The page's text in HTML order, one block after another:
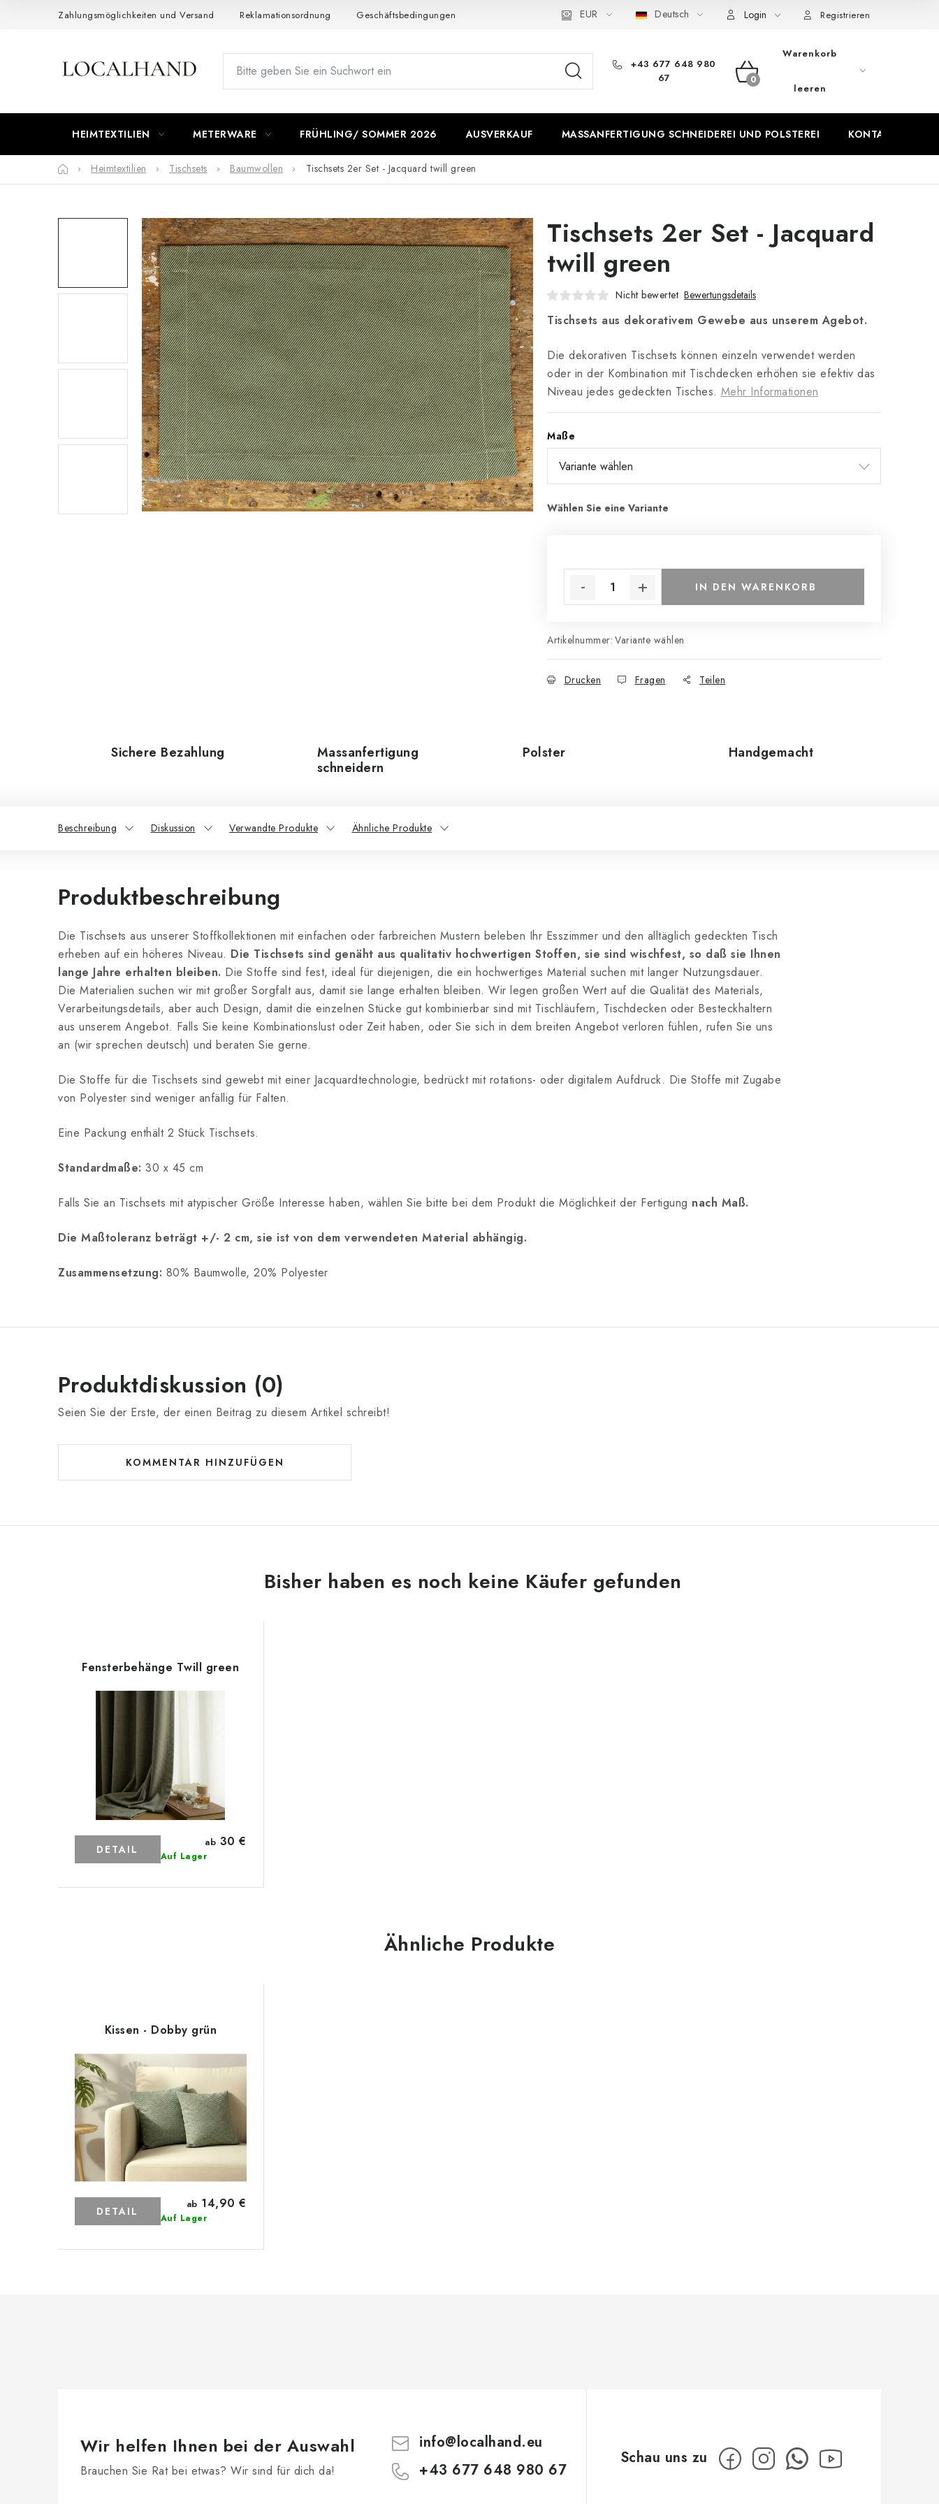
Zahlungsmöglichkeiten und Versand Reklamationsordnung Geschäftsbedingungen Wie verwenden wir Cookies Datenschutz-Bestimmungen Rücktritt vom Vertrag
EUR Deutsch Login Registrieren
+43 677 648 980
67
WARENKORB
Warenkorb
leeren
HEIMTEXTILIEN METERWARE FRÜHLING/ SOMMER 2026 AUSVERKAUF MASSANFERTIGUNG SCHNEIDEREI UND POLSTEREI KONTAKTE
StartseiteHeimtextilien Tischsets Baumwollen Tischsets 2er Set - Jacquard twill green
Tischsets 2er Set - Jacquard
twill green
Nicht bewertet Bewertungsdetails
Tischsets aus dekorativem Gewebe aus unserem Agebot.
Die dekorativen Tischsets können einzeln verwendet werden
oder in der Kombination mit Tischdecken erhöhen sie efektiv das
Niveau jedes gedeckten Tisches. Mehr Informationen
Maße
IN DEN WARENKORB
Artikelnummer: Variante wählen
Drucken Fragen Teilen
Sichere Bezahlung
Massanfertigung
schneidern
Polster Handgemacht
Beschreibung Diskussion Verwandte Produkte Ähnliche Produkte
Produktbeschreibung
Die Tischsets aus unserer Stoffkollektionen mit einfachen oder farbreichen Mustern beleben Ihr Esszimmer und den alltäglich gedeckten Tisch
erheben auf ein höheres Niveau. Die Tischsets sind genäht aus qualitativ hochwertigen Stoffen, sie sind wischfest, so daß sie Ihnen
lange Jahre erhalten bleiben. Die Stoffe sind fest, ideal für diejenigen, die ein hochwertiges Material suchen mit langer Nutzungsdauer.
Die Materialien suchen wir mit großer Sorgfalt aus, damit sie lange erhalten bleiben. Wir legen großen Wert auf die Qualität des Materials,
Verarbeitungsdetails, aber auch Design, damit die einzelnen Stücke gut kombinierbar sind mit Tischläufern, Tischdecken oder Besteckhaltern
aus unserem Angebot. Falls Sie keine Kombinationslust oder Zeit haben, oder Sie sich in dem breiten Angebot verloren fühlen, rufen Sie uns
an (wir sprechen deutsch) und beraten Sie gerne.
Die Stoffe für die Tischsets sind gewebt mit einer Jacquardtechnologie, bedrückt mit rotations- oder digitalem Aufdruck. Die Stoffe mit Zugabe
von Polyester sind weniger anfällig für Falten.
Eine Packung enthält 2 Stück Tischsets.
Standardmaße: 30 x 45 cm
Falls Sie an Tischsets mit atypischer Größe Interesse haben, wählen Sie bitte bei dem Produkt die Möglichkeit der Fertigung nach Maß.
Die Maßtoleranz beträgt +/- 2 cm, sie ist von dem verwendeten Material abhängig.
Zusammensetzung: 80% Baumwolle, 20% Polyester
Produktdiskussion (0)
Seien Sie der Erste, der einen Beitrag zu diesem Artikel schreibt!
KOMMENTAR HINZUFÜGEN
Fensterbehänge Twill green
Auf Lager
ab 30 €
DETAIL
Ähnliche Produkte
Kissen - Dobby grün
Auf Lager
ab 14,90 €
DETAIL
Wir helfen Ihnen bei der Auswahl
Brauchen Sie Rat bei etwas? Wir sind für dich da!
info@localhand.eu
+43 677 648 980 67